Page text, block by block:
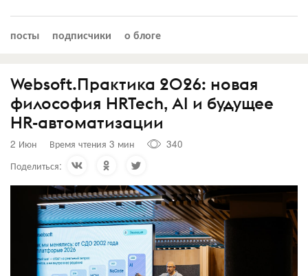
посты подписчики о блоге
Websoft.Практика 2026: новая
философия HRTech, AI и будущее
HR-автоматизации
2 Июн Время чтения 3 мин
340
Поделиться: